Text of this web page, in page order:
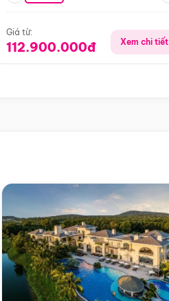
Giá từ:
112.900.000đ Xem chi tiết